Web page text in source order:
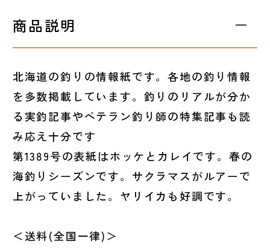
商品説明
北海道の釣りの情報紙です。各地の釣り情報
を多数掲載しています。釣りのリアルが分か
る実釣記事やベテラン釣り師の特集記事も読
み応え十分です
第1389号の表紙はホッケとカレイです。春の
海釣りシーズンです。サクラマスがルアーで
上がっていました。ヤリイカも好調です。
＜送料(全国一律)＞